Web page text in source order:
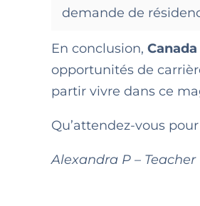
demande de
En conclusion,
opportunités de
partir vivre dans ce
Qu’attendez-vous
Alexandra P – Teacher